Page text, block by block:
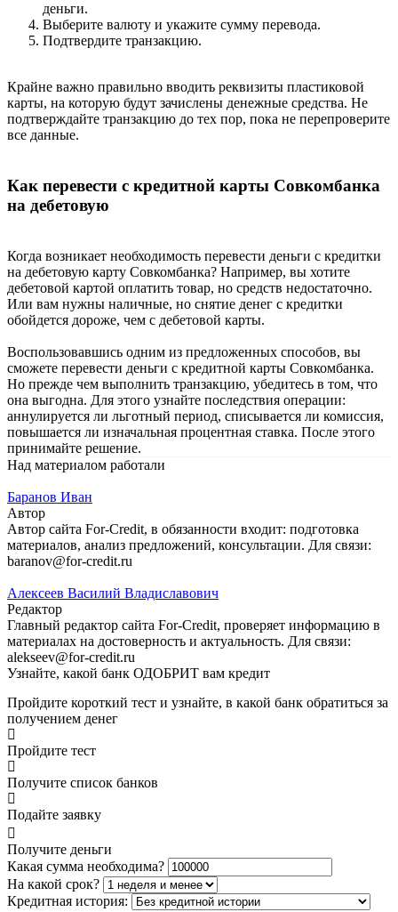
деньги.
Выберите валюту и укажите сумму перевода.
Подтвердите транзакцию.
Крайне важно правильно вводить реквизиты пластиковой
карты, на которую будут зачислены денежные средства. Не
подтверждайте транзакцию до тех пор, пока не перепроверите
все данные.
Как перевести с кредитной карты Совкомбанка
на дебетовую
Когда возникает необходимость перевести деньги с кредитки
на дебетовую карту Совкомбанка? Например, вы хотите
дебетовой картой оплатить товар, но средств недостаточно.
Или вам нужны наличные, но снятие денег с кредитки
обойдется дороже, чем с дебетовой карты.
Воспользовавшись одним из предложенных способов, вы
сможете перевести деньги с кредитной карты Совкомбанка.
Но прежде чем выполнить транзакцию, убедитесь в том, что
она выгодна. Для этого узнайте последствия операции:
аннулируется ли льготный период, списывается ли комиссия,
повышается ли изначальная процентная ставка. После этого
принимайте решение.
Над материалом работали
Баранов Иван
Автор
Автор сайта For-Credit, в обязанности входит: подготовка
материалов, анализ предложений, консультации. Для связи:
baranov@for-credit.ru
Алексеев Василий Владиславович
Редактор
Главный редактор сайта For-Credit, проверяет информацию в
материалах на достоверность и актуальность. Для связи:
alekseev@for-credit.ru
Узнайте, какой банк ОДОБРИТ вам кредит
Пройдите короткий тест и узнайте, в какой банк обратиться за
получением денег
Пройдите тест
Получите список банков
Подайте заявку
Получите деньги
Какая сумма необходима?
На какой срок?
Кредитная история: